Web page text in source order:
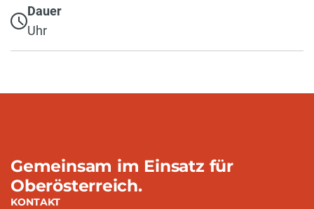
Dauer
Uhr
Gemeinsam im Einsatz für
Oberösterreich.
KONTAKT